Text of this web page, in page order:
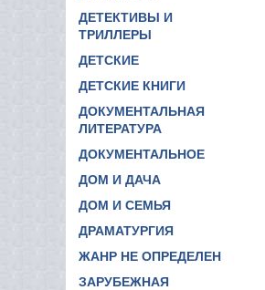
ДЕТЕКТИВЫ И
ТРИЛЛЕРЫ
ДЕТСКИЕ
ДЕТСКИЕ КНИГИ
ДОКУМЕНТАЛЬНАЯ
ЛИТЕРАТУРА
ДОКУМЕНТАЛЬНОЕ
ДОМ И ДАЧА
ДОМ И СЕМЬЯ
ДРАМАТУРГИЯ
ЖАНР НЕ ОПРЕДЕЛЕН
ЗАРУБЕЖНАЯ